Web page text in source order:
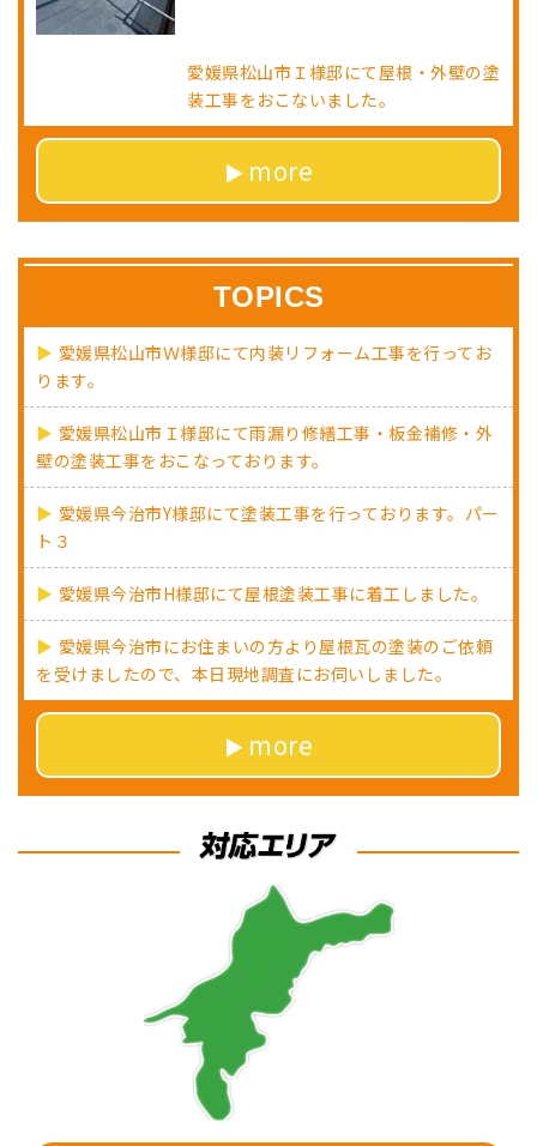
愛媛県松山市Ｉ様邸にて屋根・外壁の塗
装工事をおこないました。
more
TOPICS
愛媛県松山市Ｗ様邸にて内装リフォーム工事を行ってお
ります。
愛媛県松山市Ｉ様邸にて雨漏り修繕工事・板金補修・外
壁の塗装工事をおこなっております。
愛媛県今治市Y様邸にて塗装工事を行っております。パー
ト３
愛媛県今治市H様邸にて屋根塗装工事に着工しました。
愛媛県今治市にお住まいの方より屋根瓦の塗装のご依頼
を受けましたので、本日現地調査にお伺いしました。
more